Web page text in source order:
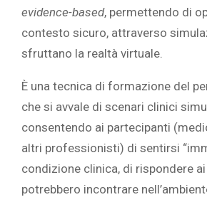
evidence-based, permettendo di
contesto sicuro, attraverso
sfruttano la realtà virtuale.
È una tecnica di formazione del
che si avvale di scenari clinici
consentendo ai partecipanti
altri professionisti) di sentirsi
condizione clinica, di rispondere
potrebbero incontrare